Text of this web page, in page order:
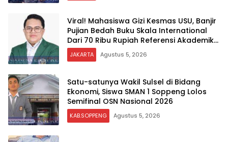
Viral! Mahasiswa Gizi Kesmas USU, Banjir
Pujian Bedah Buku Skala International
Dari 70 Ribu Rupiah Referensi Akademik
Dunia
JAKARTA Agustus 5, 2026
Satu-satunya Wakil Sulsel di Bidang
Ekonomi, Siswa SMAN 1 Soppeng Lolos
Semifinal OSN Nasional 2026
KAB.SOPPENG Agustus 5, 2026